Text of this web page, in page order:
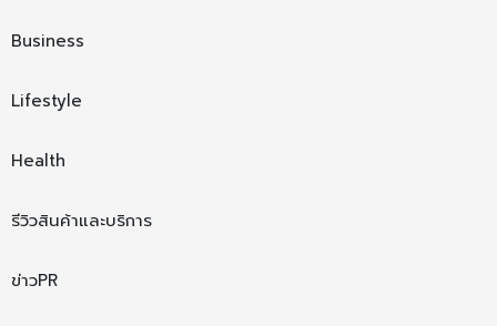
Business
Lifestyle
Health
รีวิวสินค้าและบริการ
ข่าวPR